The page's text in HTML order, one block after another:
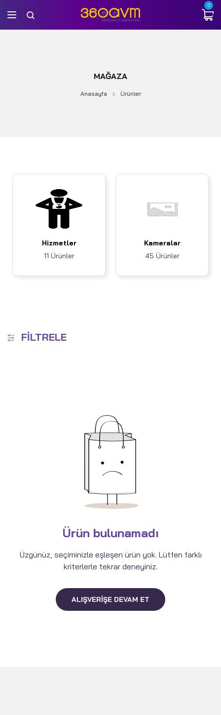
0
MAĞAZA
Anasayfa Ürünler
Hizmetler
11 Ürünler
Kameralar
45 Ürünler
FILTRELE
Ürün bulunamadı
Üzgünüz, seçiminizle eşleşen ürün yok. Lütfen farklı
kriterlerle tekrar deneyiniz.
ALIŞVERIŞE DEVAM ET